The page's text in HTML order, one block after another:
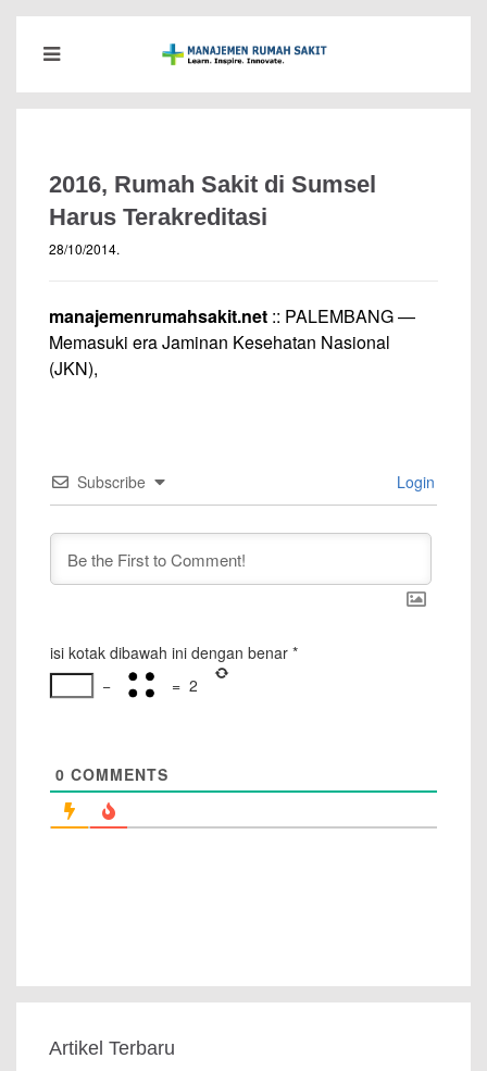
2016, Rumah Sakit di Sumsel
Harus Terakreditasi
28/10/2014.
manajemenrumahsakit.net :: PALEMBANG —
Memasuki era Jaminan Kesehatan Nasional
(JKN),
Subscribe Login
isi kotak dibawah ini dengan benar *
−
= 2
0 COMMENTS
Artikel Terbaru